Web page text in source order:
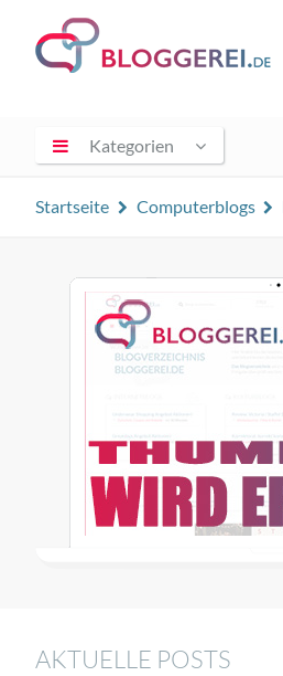
Kategorien
Startseite Computerblogs
AKTUELLE POSTS